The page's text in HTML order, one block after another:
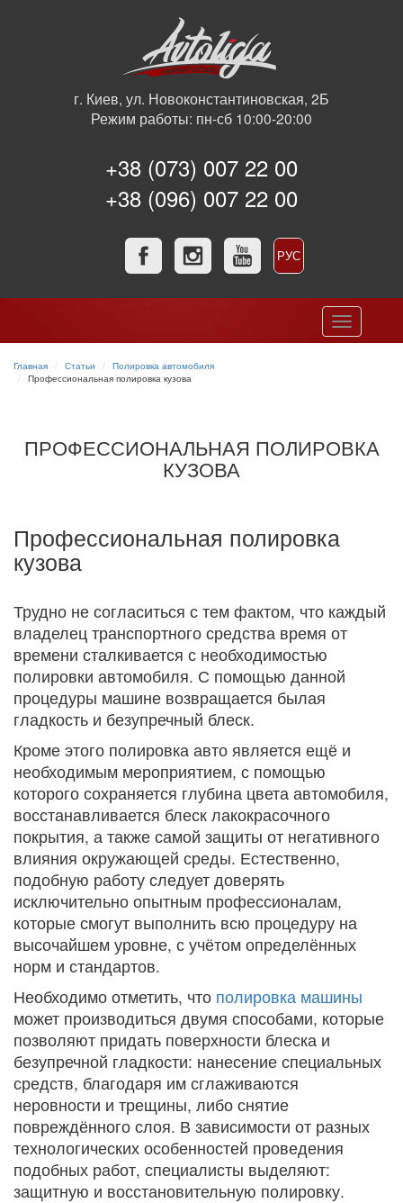
г. Киев, ул. Новоконстантиновская, 2Б
Режим работы: пн-сб 10:00-20:00
+38 (073) 007 22 00
+38 (096) 007 22 00
РУС
Toggle
navigation
Главная Статьи
Полировка автомобиля
Профессиональная полировка кузова
ПРОФЕССИОНАЛЬНАЯ ПОЛИРОВКА
КУЗОВА
Профессиональная полировка
кузова
Трудно не согласиться с тем фактом, что каждый
владелец транспортного средства время от
времени сталкивается с необходимостью
полировки автомобиля. С помощью данной
процедуры машине возвращается былая
гладкость и безупречный блеск.
Кроме этого полировка авто является ещё и
необходимым мероприятием, с помощью
которого сохраняется глубина цвета автомобиля,
восстанавливается блеск лакокрасочного
покрытия, а также самой защиты от негативного
влияния окружающей среды. Естественно,
подобную работу следует доверять
исключительно опытным профессионалам,
которые смогут выполнить всю процедуру на
высочайшем уровне, с учётом определённых
норм и стандартов.
Необходимо отметить, что полировка машины
может производиться двумя способами, которые
позволяют придать поверхности блеска и
безупречной гладкости: нанесение специальных
средств, благодаря им сглаживаются
неровности и трещины, либо снятие
повреждённого слоя. В зависимости от разных
технологических особенностей проведения
подобных работ, специалисты выделяют:
защитную и восстановительную полировку.